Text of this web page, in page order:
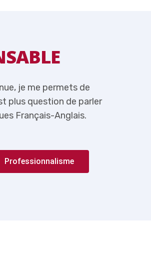
je me permets de
plus question de parler
Français-Anglais.
Professionnalisme